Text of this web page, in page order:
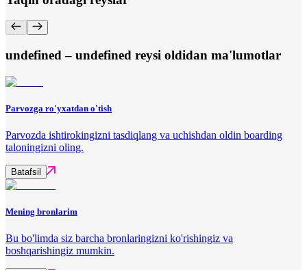
undefined – undefined reysi oldidan ma'lumotlar
Parvozga ro'yxatdan o'tish
Parvozda ishtirokingizni tasdiqlang va uchishdan oldin boarding
taloningizni oling.
Batafsil
Mening bronlarim
Bu bo'limda siz barcha bronlaringizni ko'rishingiz va
boshqarishingiz mumkin.